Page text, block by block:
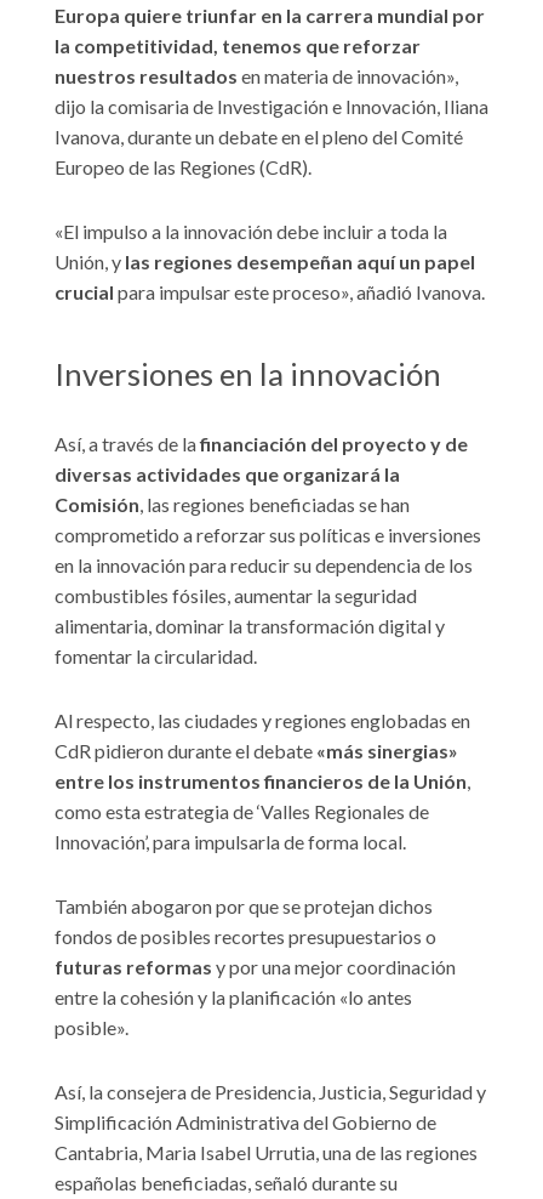
Europa quiere triunfar en la carrera mundial por
la competitividad, tenemos que reforzar
nuestros resultados en materia de innovación»,
dijo la comisaria de Investigación e Innovación, Iliana
Ivanova, durante un debate en el pleno del Comité
Europeo de las Regiones (CdR).
«El impulso a la innovación debe incluir a toda la
Unión, y las regiones desempeñan aquí un papel
crucial para impulsar este proceso», añadió Ivanova.
Inversiones en la innovación
Así, a través de lafinanciación del proyecto y de
diversas actividades que organizará la
Comisión, las regiones beneficiadas se han
comprometido a reforzar sus políticas e inversiones
en la innovación para reducir su dependencia de los
combustibles fósiles, aumentar la seguridad
alimentaria, dominar la transformación digital y
fomentar la circularidad.
Al respecto, las ciudades y regiones englobadas en
CdR pidieron durante el debate «más sinergias»
entre los instrumentos financieros de la Unión,
como esta estrategia de ‘Valles Regionales de
Innovación’, para impulsarla de forma local.
También abogaron por que se protejan dichos
fondos de posibles recortes presupuestarios o
futuras reformas y por una mejor coordinación
entre la cohesión y la planificación «lo antes
posible».
Así, la consejera de Presidencia, Justicia, Seguridad y
Simplificación Administrativa del Gobierno de
Cantabria, Maria Isabel Urrutia, una de las regiones
españolas beneficiadas, señaló durante su